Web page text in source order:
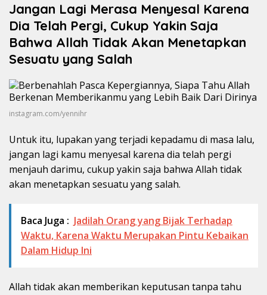
Jangan Lagi Merasa Menyesal Karena
Dia Telah Pergi, Cukup Yakin Saja
Bahwa Allah Tidak Akan Menetapkan
Sesuatu yang Salah
instagram.com/yennihr
Untuk itu, lupakan yang terjadi kepadamu di masa lalu,
jangan lagi kamu menyesal karena dia telah pergi
menjauh darimu, cukup yakin saja bahwa Allah tidak
akan menetapkan sesuatu yang salah.
Baca Juga : Jadilah Orang yang Bijak Terhadap
Waktu, Karena Waktu Merupakan Pintu Kebaikan
Dalam Hidup Ini
Allah tidak akan memberikan keputusan tanpa tahu